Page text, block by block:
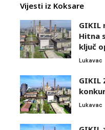
Vijesti iz Koksare
GIKIL
Hitna
ključ
Lukavac
GIKIL
Lukavac